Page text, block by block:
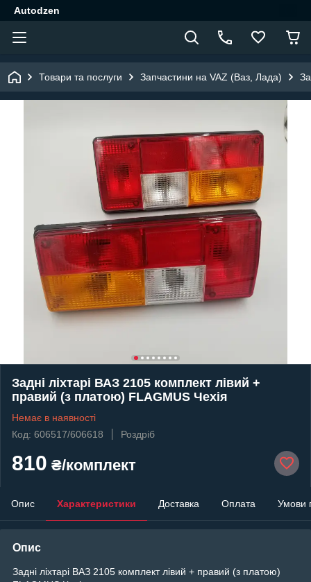
Autodzen
Товари та послуги Запчастини на VAZ (Ваз, Лада)
Задні ліхтарі ВАЗ 2105 комплект лівий +
правий (з платою) FLAGMUS Чехія
Немає в наявності
Код: 606517/606618
Роздріб
810 ₴/комплект
Опис Характеристики Доставка Оплата Умови
Опис
Задні ліхтарі ВАЗ 2105 комплект лівий + правий (з платою)